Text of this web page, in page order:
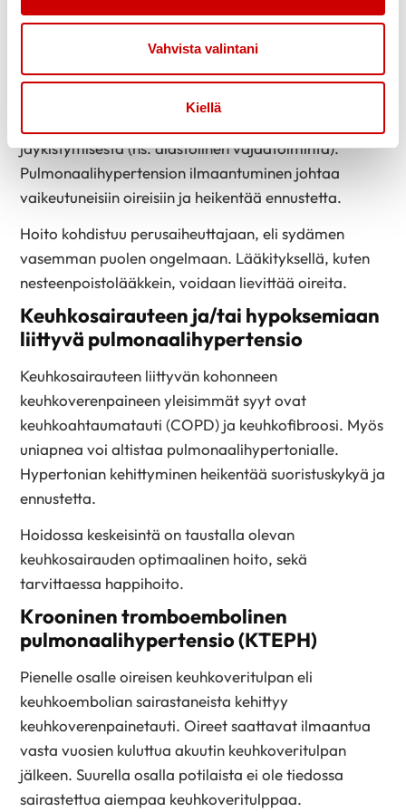
Vahvista valintani
Kiellä
kautta sydämen oikealle puolelle. Tällainen sairaus
voi olla esimerkiksi läppävika tai sydämen
vajaatoiminta. Sydämen vajaatoiminnassa voi olla
kyse vasemman kammion pumppausvoiman
jäykistymisestä (ns. diastolinen vajaatoiminta).
Pulmonaalihypertension ilmaantuminen johtaa
vaikeutuneisiin oireisiin ja heikentää ennustetta.
Hoito kohdistuu perusaiheuttajaan, eli sydämen
vasemman puolen ongelmaan. Lääkityksellä, kuten
nesteenpoistolääkkein, voidaan lievittää oireita.
Keuhkosairauteen ja/tai hypoksemiaan
liittyvä pulmonaalihypertensio
Keuhkosairauteen liittyvän kohonneen
keuhkoverenpaineen yleisimmät syyt ovat
keuhkoahtaumatauti (COPD) ja keuhkofibroosi. Myös
uniapnea voi altistaa pulmonaalihypertonialle.
Hypertonian kehittyminen heikentää suoristuskykyä ja
ennustetta.
Hoidossa keskeisintä on taustalla olevan
keuhkosairauden optimaalinen hoito, sekä
tarvittaessa happihoito.
Krooninen tromboembolinen
pulmonaalihypertensio (KTEPH)
Pienelle osalle oireisen keuhkoveritulpan eli
keuhkoembolian sairastaneista kehittyy
keuhkoverenpainetauti. Oireet saattavat ilmaantua
vasta vuosien kuluttua akuutin keuhkoveritulpan
jälkeen. Suurella osalla potilaista ei ole tiedossa
sairastettua aiempaa keuhkoveritulppaa.